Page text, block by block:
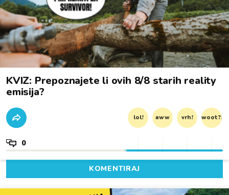
KVIZ: Prepoznajete li ovih 8/8 starih reality
emisija?
lol! aww vrh! woot?!
0
KOMENTIRAJ